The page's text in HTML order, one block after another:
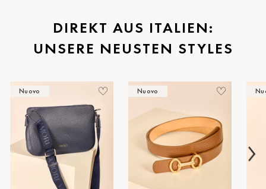
St.Pölten
Staufen
Timmendorf
Tulln
Tuttlingen
Wien Hietzing (13.Bez.)
DIREKT AUS ITALIEN:
UNSERE NEUSTEN STYLES
Nuovo Nuovo